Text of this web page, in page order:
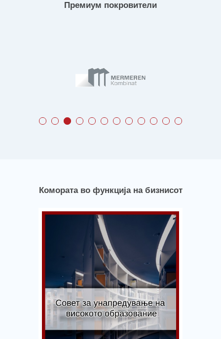
Премиум покровители
Комората во функција на бизнисот